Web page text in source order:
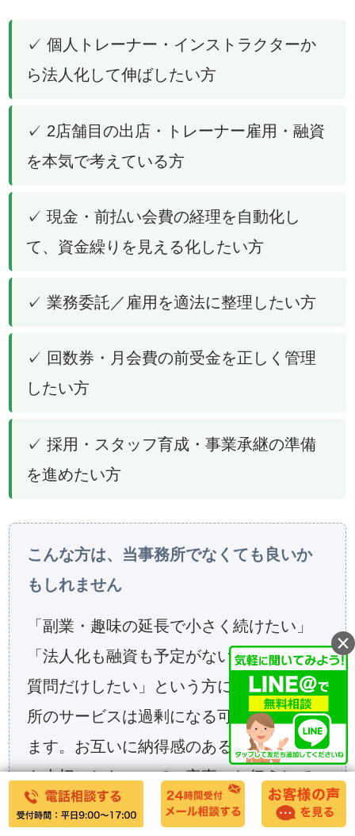
✓ 個人トレーナー・インストラクターか
ら法人化して伸ばしたい方
✓ 2店舗目の出店・トレーナー雇用・融資
を本気で考えている方
✓ 現金・前払い会費の経理を自動化し
て、資金繰りを見える化したい方
✓ 業務委託／雇用を適法に整理したい方
✓ 回数券・月会費の前受金を正しく管理
したい方
✓ 採用・スタッフ育成・事業承継の準備
を進めたい方
こんな方は、当事務所でなくても良いか
もしれません
「副業・趣味の延長で小さく続けたい」
「法人化も融資も予定がない」「税金の
質問だけしたい」という方には、当事務
所のサービスは過剰になる可能性があり
ます。お互いに納得感のあるご依頼関係
を大切にしたいので、率直にお伝えして
います。とはいえ「迷っているけれど話
×